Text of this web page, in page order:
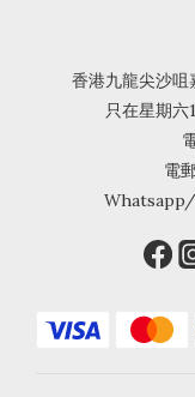
香港九龍尖沙咀
只在星期
電